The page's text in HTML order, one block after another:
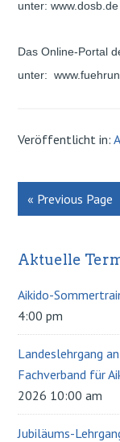
unter: www.dosb.de
Das Online-Portal
unter:
Veröffentlicht in:
« Previous Page
Primary
Sidebar
Aktuelle
Aikido-
4:00 pm
Landeslehrgang
Fachverband für
2026 10:00 am
Jubiläums-